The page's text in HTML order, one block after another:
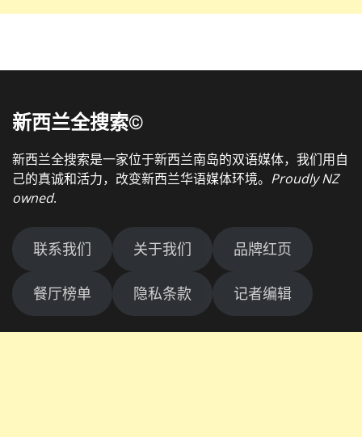
新西兰全搜索©
新西兰全搜索是一家位于新西兰南岛的双语媒体，我们用自
己的真诚和活力，改变新西兰华语媒体环境。 Proudly NZ
owned.
联系我们 关于我们 品牌红页
餐厅榜单 隐私条款 记者编辑